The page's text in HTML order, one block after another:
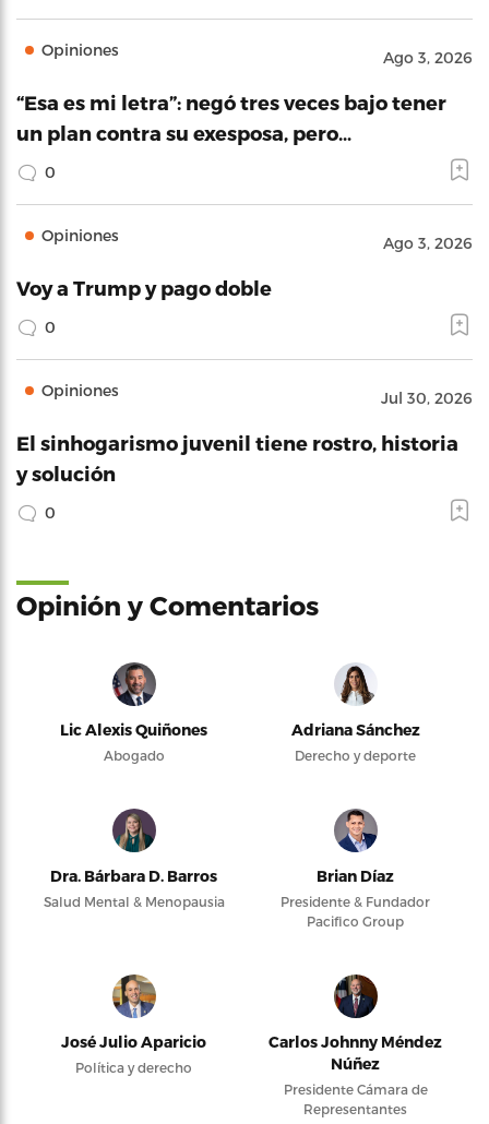
Opiniones Ago 3, 2026
“Esa es mi letra”: negó tres veces bajo tener
un plan contra su exesposa, pero…
0
Opiniones Ago 3, 2026
Voy a Trump y pago doble
0
Opiniones Jul 30, 2026
El sinhogarismo juvenil tiene rostro, historia
y solución
0
Opinión y Comentarios
Lic Alexis Quiñones
Abogado
Adriana Sánchez
Derecho y deporte
Dra. Bárbara D. Barros
Salud Mental & Menopausia
Brian Díaz
Presidente & Fundador
Pacifico Group
José Julio Aparicio
Política y derecho
Carlos Johnny Méndez
Núñez
Presidente Cámara de
Representantes